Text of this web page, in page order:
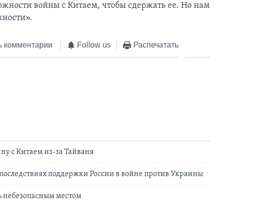
войны с Китаем, чтобы сдержать ее. Но нам
комментарии Follow us Распечатать
с Китаем из-за Тайваня
поддержки России в войне против Украины
небезопасным местом